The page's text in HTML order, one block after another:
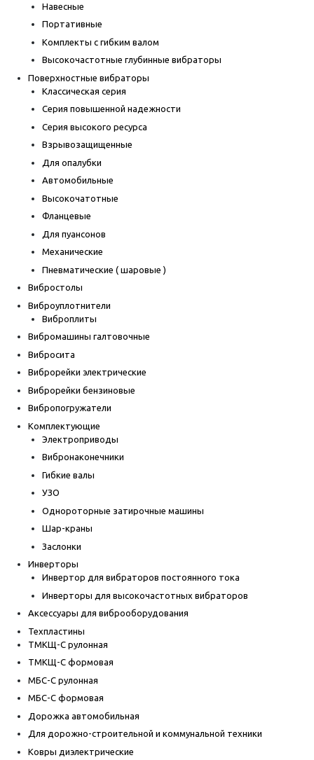
Навесные
Портативные
Комплекты с гибким валом
Высокочастотные глубинные вибраторы
Поверхностные вибраторы
Классическая серия
Серия повышенной надежности
Серия высокого ресурса
Взрывозащищенные
Для опалубки
Автомобильные
Высокочатотные
Фланцевые
Для пуансонов
Механические
Пневматические ( шаровые )
Вибростолы
Виброуплотнители
Виброплиты
Вибромашины галтовочные
Вибросита
Виброрейки электрические
Виброрейки бензиновые
Вибропогружатели
Комплектующие
Электроприводы
Вибронаконечники
Гибкие валы
УЗО
Однороторные затирочные машины
Шар-краны
Заслонки
Инверторы
Инвертор для вибраторов постоянного тока
Инверторы для высокочастотных вибраторов
Аксессуары для виброоборудования
Техпластины
ТМКЩ-С рулонная
ТМКЩ-С формовая
МБС-С рулонная
МБС-С формовая
Дорожка автомобильная
Для дорожно-строительной и коммунальной техники
Ковры диэлектрические